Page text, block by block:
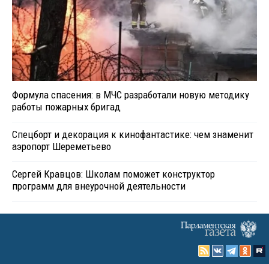
Формула спасения: в МЧС разработали новую методику
работы пожарных бригад
Спецборт и декорация к кинофантастике: чем знаменит
аэропорт Шереметьево
Сергей Кравцов: Школам поможет конструктор
программ для внеурочной деятельности